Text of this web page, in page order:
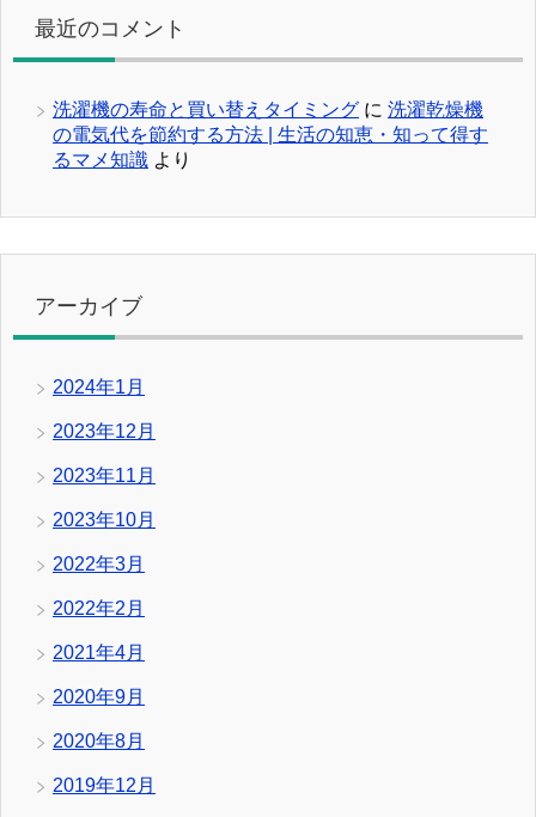
最近のコメント
洗濯機の寿命と買い替えタイミング に 洗濯乾燥機
の電気代を節約する方法 | 生活の知恵・知って得す
るマメ知識 より
アーカイブ
2024年1月
2023年12月
2023年11月
2023年10月
2022年3月
2022年2月
2021年4月
2020年9月
2020年8月
2019年12月